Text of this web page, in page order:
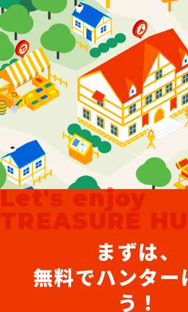
Let's enjoy
TREASURE
まずは、
無料でハンター
う！